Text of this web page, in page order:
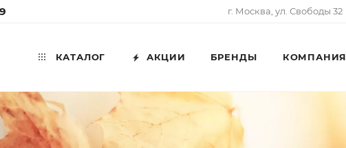
г. Москва, ул. Свободы 32
КАТАЛОГ АКЦИИ БРЕНДЫ КОМПАНИЯ